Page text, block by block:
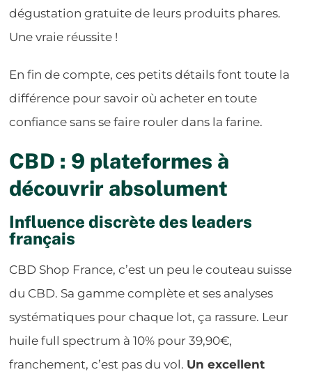
dégustation gratuite de leurs produits phares.
Une vraie réussite !
En fin de compte, ces petits détails font toute la
différence pour savoir où acheter en toute
confiance sans se faire rouler dans la farine.
CBD : 9 plateformes à
découvrir absolument
Influence discrète des leaders
français
CBD Shop France, c’est un peu le couteau suisse
du CBD. Sa gamme complète et ses analyses
systématiques pour chaque lot, ça rassure. Leur
huile full spectrum à 10% pour 39,90€,
franchement, c’est pas du vol. Un excellent